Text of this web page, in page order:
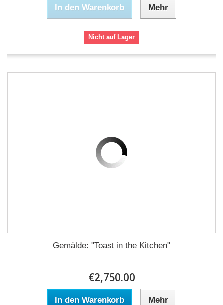
In den Warenkorb Mehr
Nicht auf Lager
Gemälde: "Toast in the Kitchen"
€2,750.00
In den Warenkorb Mehr